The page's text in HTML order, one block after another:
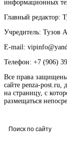
информационных
Главный редактор:
Учредитель: Тузов
E-mail:
Телефон: +7 (906)
Все права
сайте penza-post.ru,
на страницу, с
размещаться